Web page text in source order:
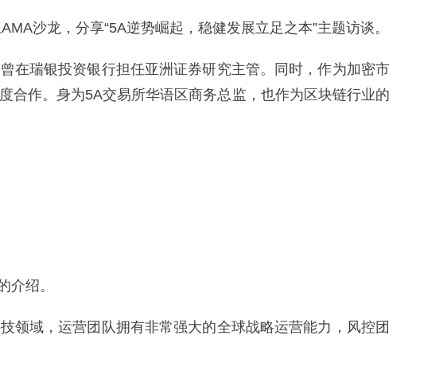
沙龙，分享“5A逆势崛起，稳健发展立足之本”主题访谈。
在瑞银投资银行担任亚洲证券研究主管。同时，作为加密市
合作。身为5A交易所华语区商务总监，也作为区块链行业的
介绍。
领域，运营团队拥有非常强大的全球战略运营能力，风控团